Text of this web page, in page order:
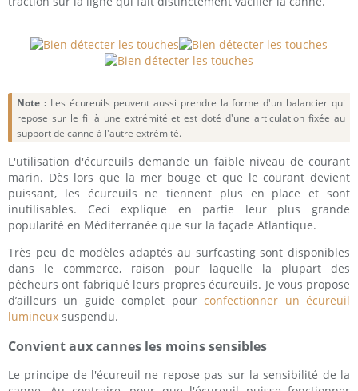
Note :Les écureuils peuvent aussi prendre la forme d'un balancier qui
repose sur le fil à une extrémité et est doté d'une articulation fixée au
support de canne à l'autre extrémité.
L'utilisation d'écureuils demande un faible niveau de courant
marin. Dès lors que la mer bouge et que le courant devient
puissant, les écureuils ne tiennent plus en place et sont
inutilisables. Ceci explique en partie leur plus grande
popularité en Méditerranée que sur la façade Atlantique.
Très peu de modèles adaptés au surfcasting sont disponibles
dans le commerce, raison pour laquelle la plupart des
pêcheurs ont fabriqué leurs propres écureuils. Je vous propose
d’ailleurs un guide complet pourconfectionner un écureuil
lumineux suspendu.
Convient aux cannes les moins sensibles
Le principe de l'écureuil ne repose pas sur la sensibilité de la